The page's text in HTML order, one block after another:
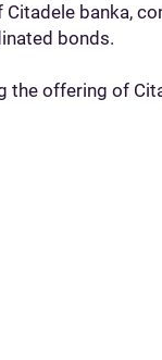
banka,
bonds.
offering of